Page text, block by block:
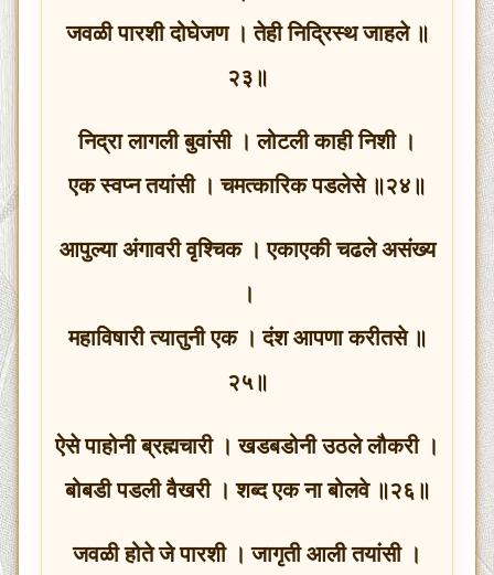
जवळी पारशी दोघेजण । तेही निद्रिस्थ जाहले ॥
२३॥
निद्रा लागली बुवांसी । लोटली काही निशी ।
एक स्वप्न तयांसी । चमत्कारिक पडलेसे ॥२४॥
आपुल्या अंगावरी वृश्चिक । एकाएकी चढले असंख्य
।
महाविषारी त्यातुनी एक । दंश आपणा करीतसे ॥
२५॥
ऐसे पाहोनी ब्रह्मचारी । खडबडोनी उठले लौकरी ।
बोबडी पडली वैखरी । शब्द एक ना बोलवे ॥२६॥
जवळी होते जे पारशी । जागृती आली तयांसी ।